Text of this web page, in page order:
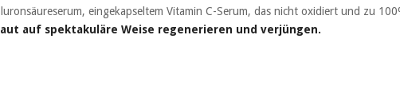
eingekapseltem Vitamin C-Serum, das nicht oxidiert und zu
auf spektakuläre Weise regenerieren und verjüngen.